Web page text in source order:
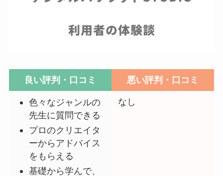
良い評判・口コミ 悪い評判・口コミ
色々なジャンルの
先生に質問できる
プロのクリエイタ
ーからアドバイス
をもらえる
基礎から学んで、
なし